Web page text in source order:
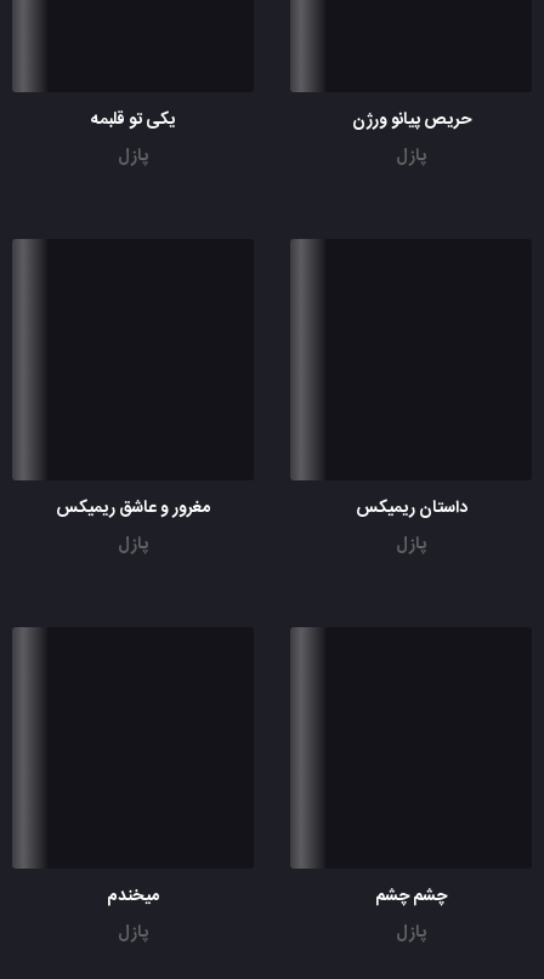
حریص پیانو ورژن
پازل
یکی تو قلبمه
پازل
داستان ریمیکس
پازل
مغرور و عاشق ریمیکس
پازل
چشم چشم
پازل
میخندم
پازل